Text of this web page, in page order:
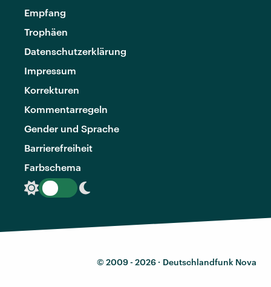
Empfang
Trophäen
Datenschutzerklärung
Impressum
Korrekturen
Kommentarregeln
Gender und Sprache
Barrierefreiheit
Farbschema
© 2009 - 2026 · Deutschlandfunk Nova